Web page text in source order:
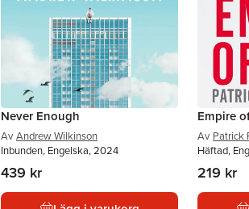
Never Enough
Av Andrew Wilkinson
Inbunden, Engelska, 2024
439 kr
Empire
Av Patrick
Häftad,
219 kr